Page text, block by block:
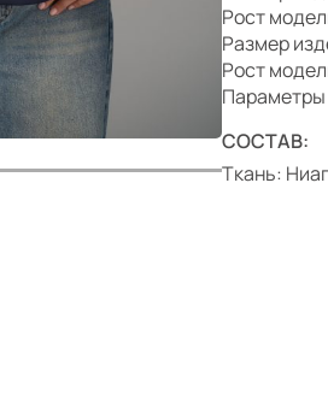
Рост
Размер
Рост
СОСТАВ:
Ткань: